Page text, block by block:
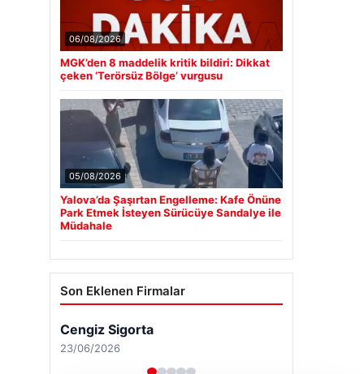
06/08/2026
MGK’den 8 maddelik kritik bildiri: Dikkat
çeken ‘Terörsüz Bölge’ vurgusu
05/08/2026
Yalova’da Şaşırtan Engelleme: Kafe Önüne
Park Etmek İsteyen Sürücüye Sandalye ile
Müdahale
Son Eklenen Firmalar
Cengiz Sigorta
23/06/2026